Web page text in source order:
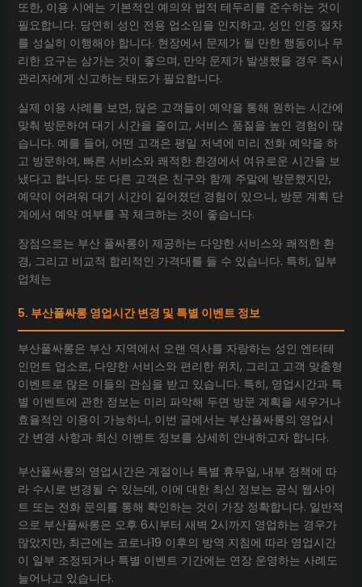
또한, 이용 시에는 기본적인 예의와 법적 테두리를 준수하는 것이
필요합니다. 당연히 성인 전용 업소임을 인지하고, 성인 인증 절차
를 성실히 이행해야 합니다. 현장에서 문제가 될 만한 행동이나 무
리한 요구는 삼가는 것이 좋으며, 만약 문제가 발생했을 경우 즉시
관리자에게 신고하는 태도가 필요합니다.
실제 이용 사례를 보면, 많은 고객들이 예약을 통해 원하는 시간에
맞춰 방문하여 대기 시간을 줄이고, 서비스 품질을 높인 경험이 많
습니다. 예를 들어, 어떤 고객은 평일 저녁에 미리 전화 예약을 하
고 방문하여, 빠른 서비스와 쾌적한 환경에서 여유로운 시간을 보
냈다고 합니다. 또 다른 고객은 친구와 함께 주말에 방문했지만,
예약이 어려워 대기 시간이 길어졌던 경험이 있으니, 방문 계획 단
계에서 예약 여부를 꼭 체크하는 것이 좋습니다.
장점으로는 부산 풀싸롱이 제공하는 다양한 서비스와 쾌적한 환
경, 그리고 비교적 합리적인 가격대를 들 수 있습니다. 특히, 일부
업체는
5. 부산풀싸롱 영업시간 변경 및 특별 이벤트 정보
부산풀싸롱은 부산 지역에서 오랜 역사를 자랑하는 성인 엔터테
인먼트 업소로, 다양한 서비스와 편리한 위치, 그리고 고객 맞춤형
이벤트로 많은 이들의 관심을 받고 있습니다. 특히, 영업시간과 특
별 이벤트에 관한 정보는 미리 파악해 두면 방문 계획을 세우거나
효율적인 이용이 가능하니, 이번 글에서는 부산풀싸롱의 영업시
간 변경 사항과 최신 이벤트 정보를 상세히 안내하고자 합니다.
부산풀싸롱의 영업시간은 계절이나 특별 휴무일, 내부 정책에 따
라 수시로 변경될 수 있는데, 이에 대한 최신 정보는 공식 웹사이
트 또는 전화 문의를 통해 확인하는 것이 가장 정확합니다. 일반적
으로 부산풀싸롱은 오후 6시부터 새벽 2시까지 영업하는 경우가
많았지만, 최근에는 코로나19 이후의 방역 지침에 따라 영업시간
이 일부 조정되거나 특별 이벤트 기간에는 연장 운영하는 사례도
늘어나고 있습니다.